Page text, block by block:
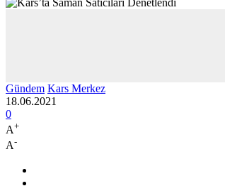
Gündem Kars Merkez
18.06.2021
0
A+
A-